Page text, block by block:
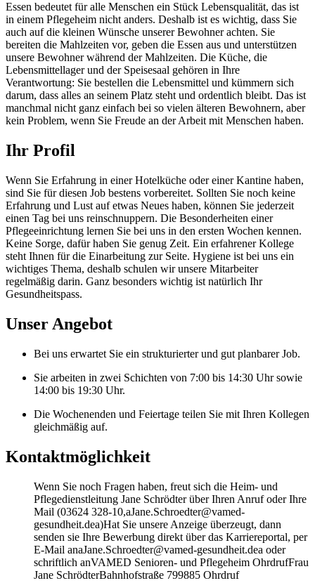
Essen bedeutet für alle Menschen ein Stück Lebensqualität, das ist
in einem Pflegeheim nicht anders. Deshalb ist es wichtig, dass Sie
auch auf die kleinen Wünsche unserer Bewohner achten. Sie
bereiten die Mahlzeiten vor, geben die Essen aus und unterstützen
unsere Bewohner während der Mahlzeiten. Die Küche, die
Lebensmittellager und der Speisesaal gehören in Ihre
Verantwortung: Sie bestellen die Lebensmittel und kümmern sich
darum, dass alles an seinem Platz steht und ordentlich bleibt. Das ist
manchmal nicht ganz einfach bei so vielen älteren Bewohnern, aber
kein Problem, wenn Sie Freude an der Arbeit mit Menschen haben.
Ihr Profil
Wenn Sie Erfahrung in einer Hotelküche oder einer Kantine haben,
sind Sie für diesen Job bestens vorbereitet. Sollten Sie noch keine
Erfahrung und Lust auf etwas Neues haben, können Sie jederzeit
einen Tag bei uns reinschnuppern. Die Besonderheiten einer
Pflegeeinrichtung lernen Sie bei uns in den ersten Wochen kennen.
Keine Sorge, dafür haben Sie genug Zeit. Ein erfahrener Kollege
steht Ihnen für die Einarbeitung zur Seite. Hygiene ist bei uns ein
wichtiges Thema, deshalb schulen wir unsere Mitarbeiter
regelmäßig darin. Ganz besonders wichtig ist natürlich Ihr
Gesundheitspass.
Unser Angebot
Bei uns erwartet Sie ein strukturierter und gut planbarer Job.
Sie arbeiten in zwei Schichten von 7:00 bis 14:30 Uhr sowie
14:00 bis 19:30 Uhr.
Die Wochenenden und Feiertage teilen Sie mit Ihren Kollegen
gleichmäßig auf.
Kontaktmöglichkeit
Wenn Sie noch Fragen haben, freut sich die Heim- und
Pflegedienstleitung Jane Schrödter über Ihren Anruf oder Ihre
Mail (03624 328-10,aJane.Schroedter@vamed-
gesundheit.dea)Hat Sie unsere Anzeige überzeugt, dann
senden sie Ihre Bewerbung direkt über das Karriereportal, per
E-Mail anaJane.Schroedter@vamed-gesundheit.dea oder
schriftlich anVAMED Senioren- und Pflegeheim OhrdrufFrau
Jane SchrödterBahnhofstraße 799885 Ohrdruf